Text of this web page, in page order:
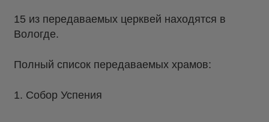
15 из передаваемых церквей находятся в
Вологде.
Полный список передаваемых храмов:
1. Собор Успения